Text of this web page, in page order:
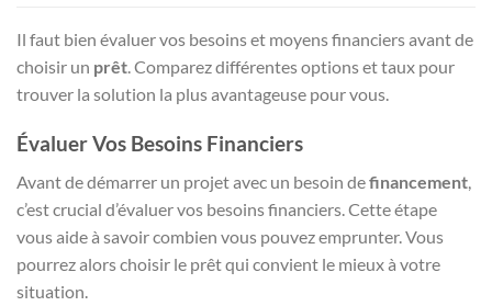
Il faut bien évaluer vos besoins et moyens financiers avant de
choisir un prêt. Comparez différentes options et taux pour
trouver la solution la plus avantageuse pour vous.
Évaluer Vos Besoins Financiers
Avant de démarrer un projet avec un besoin definancement
c’est crucial d’évaluer vos besoins financiers. Cette étape
vous aide à savoir combien vous pouvez emprunter. Vous
pourrez alors choisir le prêt qui convient le mieux à votre
situation.